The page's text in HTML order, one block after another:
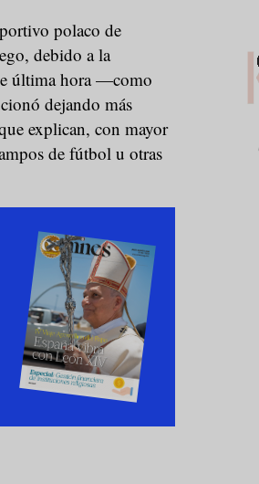
polaco de
debido a la
última hora —como
dejando más
explican, con mayor
de fútbol u otras